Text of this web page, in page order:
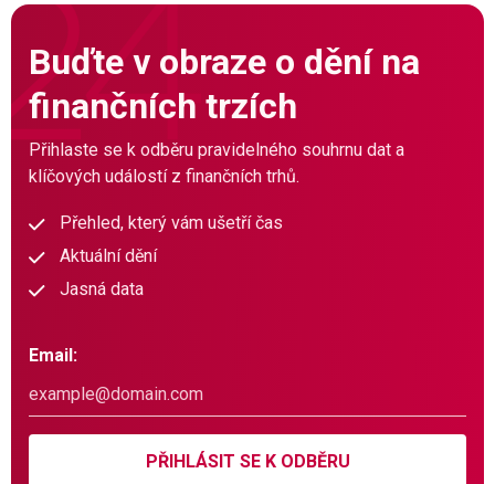
Buďte v obraze o dění na
finančních trzích
Přihlaste se k odběru pravidelného souhrnu dat a
klíčových událostí z finančních trhů.
Přehled, který vám ušetří čas
Aktuální dění
Jasná data
Email:
PŘIHLÁSIT SE K ODBĚRU